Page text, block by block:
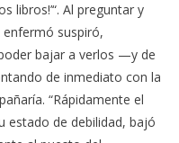
libros!’“. Al preguntar y
suspiró,
bajar a verlos —y de
de inmediato con la
“Rápidamente el
estado de debilidad, bajó